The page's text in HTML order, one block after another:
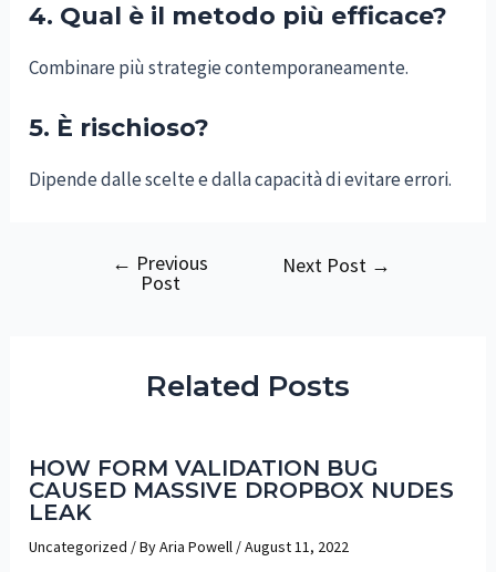
4. Qual è il metodo più efficace?
Combinare più strategie contemporaneamente.
5. È rischioso?
Dipende dalle scelte e dalla capacità di evitare errori.
navigation
← Previous
Post
Next Post →
Related Posts
HOW FORM VALIDATION BUG
CAUSED MASSIVE DROPBOX NUDES
LEAK
Uncategorized / ByAria Powell /August 11, 2022